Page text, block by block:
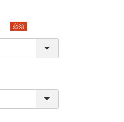
(必